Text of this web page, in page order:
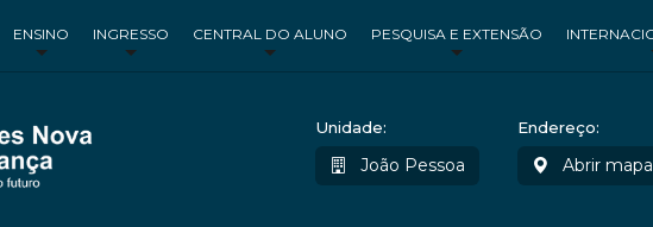
ENSINO INGRESSO CENTRAL DO ALUNO PESQUISA E EXTENSÃO
Unidade:
João Pessoa
Endereço:
Abrir mapa